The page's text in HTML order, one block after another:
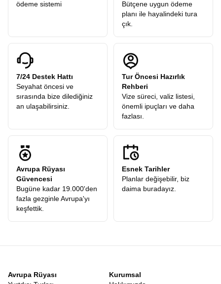
ödeme sistemi
Bütçene uygun ödeme
planı ile hayalindeki tura
çık.
7/24 Destek Hattı
Seyahat öncesi ve
sırasında bize dilediğiniz
an ulaşabilirsiniz.
Tur Öncesi Hazırlık
Rehberi
Vize süreci, valiz listesi,
önemli ipuçları ve daha
fazlası.
Avrupa Rüyası
Güvencesi
Bugüne kadar 19.000'den
fazla gezginle Avrupa'yı
keşfettik.
Esnek Tarihler
Planlar değişebilir, biz
daima buradayız.
Avrupa Rüyası
Kurumsal